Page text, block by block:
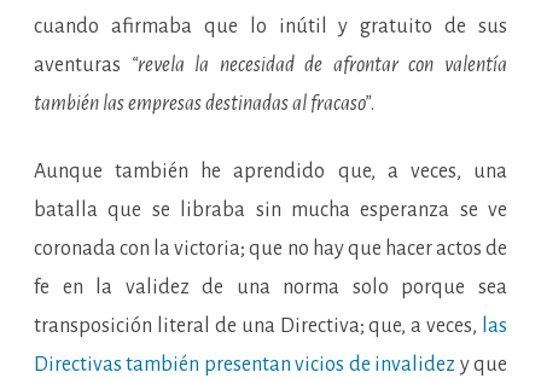
cuando afirmaba que lo inútil y gratuito de sus
aventuras “revela la necesidad de afrontar con valentía
también las empresas destinadas al fracaso”.
Aunque también he aprendido que, a veces, una
batalla que se libraba sin mucha esperanza se ve
coronada con la victoria; que no hay que hacer actos de
fe en la validez de una norma solo porque sea
transposición literal de una Directiva; que, a veces, las
Directivas también presentan vicios de invalidez y que